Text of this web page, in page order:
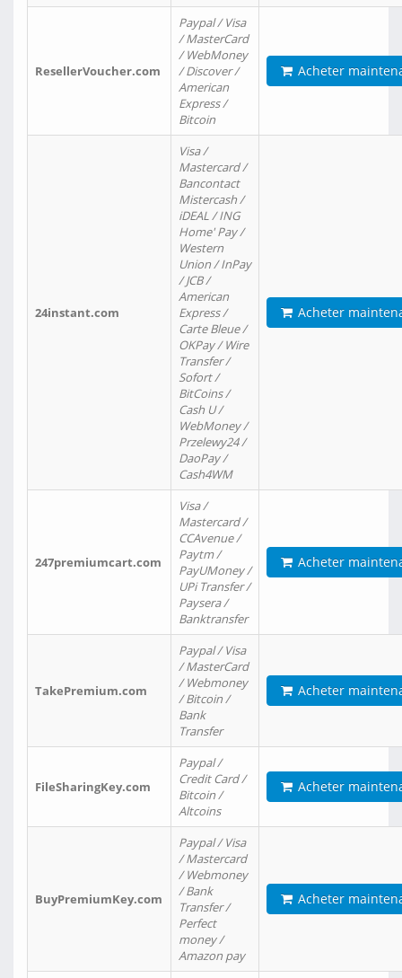
ResellerVoucher.com
Paypal / Visa
/ MasterCard
/ WebMoney
/ Discover /
American
Express /
Bitcoin
Acheter
24instant.com
Visa /
Mastercard /
Bancontact
Mistercash /
iDEAL / ING
Home' Pay /
Western
Union / InPay
/ JCB /
American
Express /
Carte Bleue /
OKPay / Wire
Transfer /
Sofort /
BitCoins /
Cash U /
WebMoney /
Przelewy24 /
DaoPay /
Cash4WM
Acheter
247premiumcart.com
Visa /
Mastercard /
CCAvenue /
Paytm /
PayUMoney /
UPi Transfer /
Paysera /
Banktransfer
Acheter
TakePremium.com
Paypal / Visa
/ MasterCard
/ Webmoney
/ Bitcoin /
Bank
Transfer
Acheter
FileSharingKey.com
Paypal /
Credit Card /
Bitcoin /
Altcoins
Acheter
BuyPremiumKey.com
Paypal / Visa
/ Mastercard
/ Webmoney
/ Bank
Transfer /
Perfect
money /
Amazon pay
Acheter